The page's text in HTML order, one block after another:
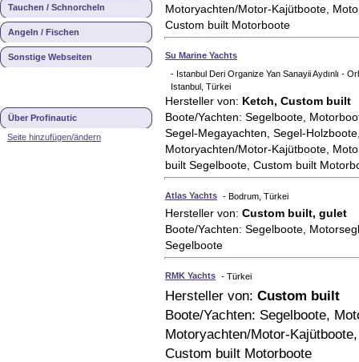
Tauchen / Schnorcheln
Angeln / Fischen
Sonstige Webseiten
Über Profinautic
Seite hinzufügen/ändern
Motoryachten/Motor-Kajütboote,
Custom built Motorboote
Su Marine Yachts
- Istanbul Deri Organize Yan Sanayii Aydınlı -
Istanbul, Türkei
Hersteller von: Ketch, Custom built
Boote/Yachten: Segelboote,
Segel-Megayachten, Segel-
Motoryachten/Motor-Kajütboote,
built Segelboote, Custom built
Atlas Yachts - Bodrum, Türkei
Hersteller von: Custom built, gulet
Boote/Yachten: Segelboote,
Segelboote
RMK Yachts - Türkei
Hersteller von: Custom built
Boote/Yachten: Segelboote,
Motoryachten/Motor-
Custom built Motorboote